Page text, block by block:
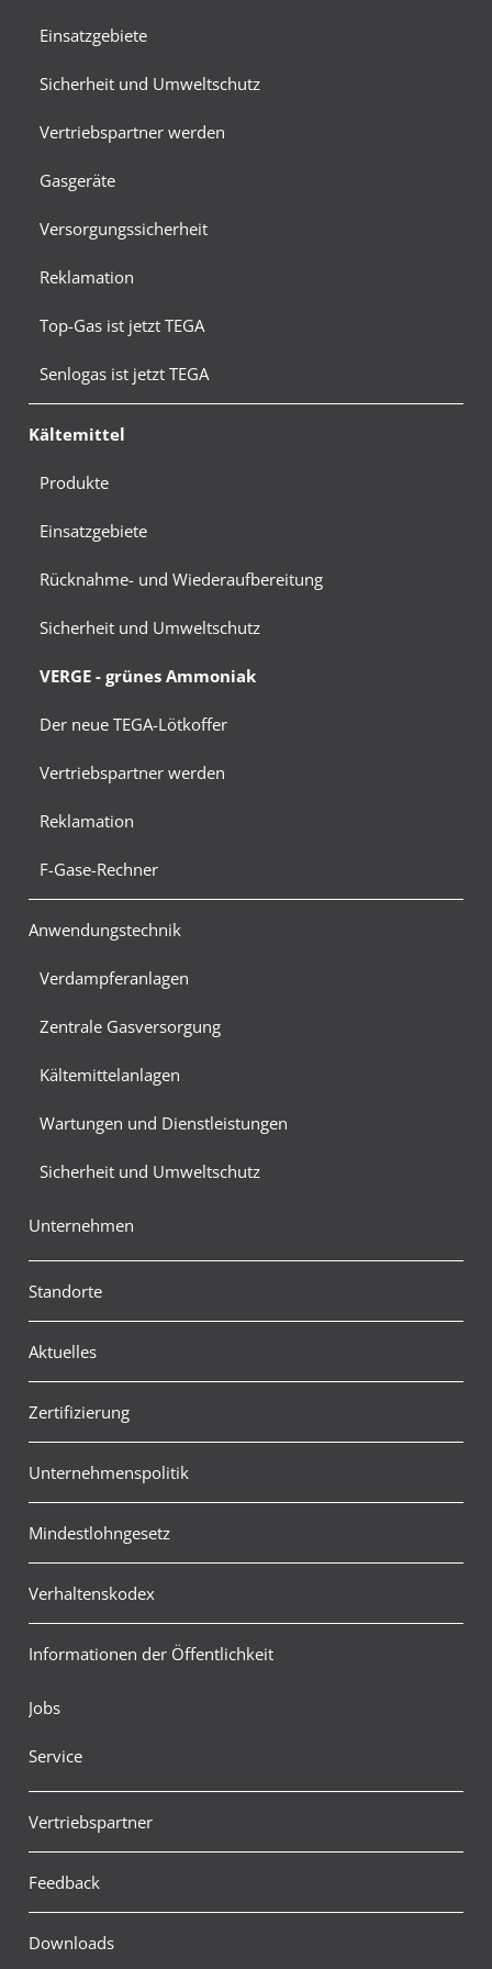
Einsatzgebiete
Sicherheit und Umweltschutz
Vertriebspartner werden
Gasgeräte
Versorgungssicherheit
Reklamation
Top-Gas ist jetzt TEGA
Senlogas ist jetzt TEGA
Kältemittel
Produkte
Einsatzgebiete
Rücknahme- und Wiederaufbereitung
Sicherheit und Umweltschutz
VERGE - grünes Ammoniak
Der neue TEGA-Lötkoffer
Vertriebspartner werden
Reklamation
F-Gase-Rechner
Anwendungstechnik
Verdampferanlagen
Zentrale Gasversorgung
Kältemittelanlagen
Wartungen und Dienstleistungen
Sicherheit und Umweltschutz
Unternehmen
Standorte
Aktuelles
Zertifizierung
Unternehmenspolitik
Mindestlohngesetz
Verhaltenskodex
Informationen der Öffentlichkeit
Jobs
Service
Vertriebspartner
Feedback
Downloads